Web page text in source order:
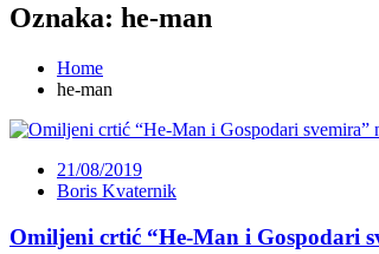
Oznaka: he-man
Home
he-man
21/08/2019
Boris Kvaternik
Omiljeni crtić “He-Man i Gospodari